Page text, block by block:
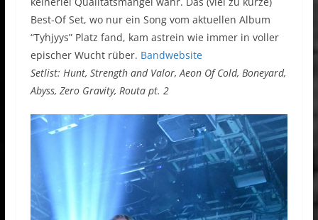
Best-Of Set, wo nur ein Song vom aktuellen Album
“Tyhjyys” Platz fand, kam astrein wie immer in voller
epischer Wucht rüber. Bandwebsite
Setlist: Hunt, Strength and Valor, Aeon Of Cold, Boneyard,
Abyss, Zero Gravity, Routa pt. 2